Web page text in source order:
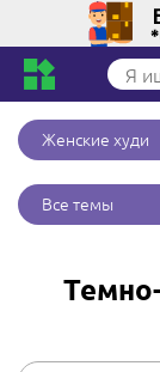
Женские худи
Все темы